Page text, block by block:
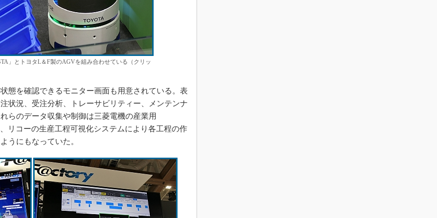
」とトヨタL＆F製のAGVを組み合わせている（クリッ
を確認できるモニター画面も用意されている。表
状況、受注分析、トレーサビリティー、メンテンナ
らのデータ収集や制御は三菱電機の産業用
リコーの生産工程可視化システムにより各工程の作
うにもなっていた。